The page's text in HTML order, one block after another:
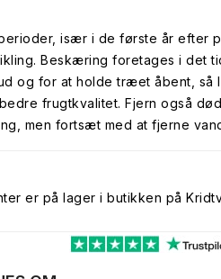
især i de første år efter
Beskæring foretages i det
og for at holde træet åbent, så
frugtkvalitet. Fjern også
men fortsæt med at fjerne
er på lager i butikken på